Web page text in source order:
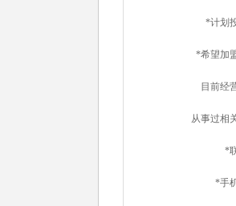
*计划
*希望加
目前经
从事过相
*
*手